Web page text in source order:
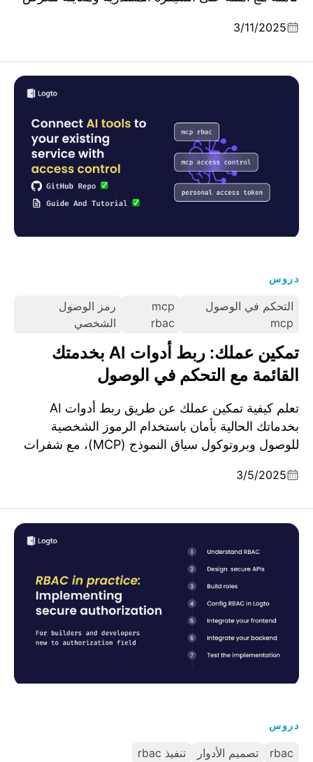
3/11/2025
دروس
التحكم في الوصول
mcp
mcp
rbac
رمز الوصول
الشخصي
تمكين عملك: ربط أدوات AI بخدمتك
القائمة مع التحكم في الوصول
تعلم كيفية تمكين عملك عن طريق ربط أدوات AI
بخدماتك الحالية بأمان باستخدام الرموز الشخصية
للوصول وبروتوكول سياق النموذج (MCP)، مع شفرات
3/5/2025
دروس
rbac تصميم الأدوار تنفيذ rbac
RBAC في الممارسة: تنفيذ تفويض آمن لتطبيقك